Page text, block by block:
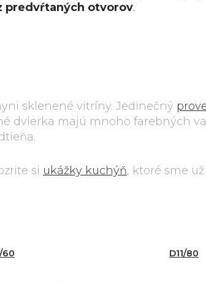
predvŕtaných otvorov.
sklenené vitríny. Jedinečný
dvierka majú mnoho farebných
si ukážky kuchýň, ktoré sme už
60 D11/80